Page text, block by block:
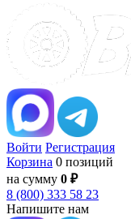
Войти Регистрация
Корзина 0 позиций
на сумму 0 ₽
8 (800) 333 58 23
Напишите нам